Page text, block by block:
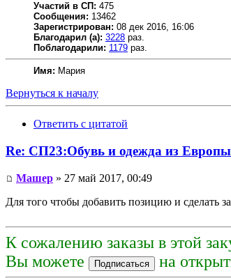
Участий в СП: 475
Сообщения: 13462
Зарегистрирован: 08 дек 2016, 16:06
Благодарил (а): 3228 раз.
Поблагодарили: 1179 раз.
Имя: Мария
Вернуться к началу
Ответить с цитатой
Re: СП23:Обувь и одежда из
Машер » 27 май 2017, 00:49
Для того чтобы добавить позицию и сделать
К сожалению заказы в этой
Вы можете
на